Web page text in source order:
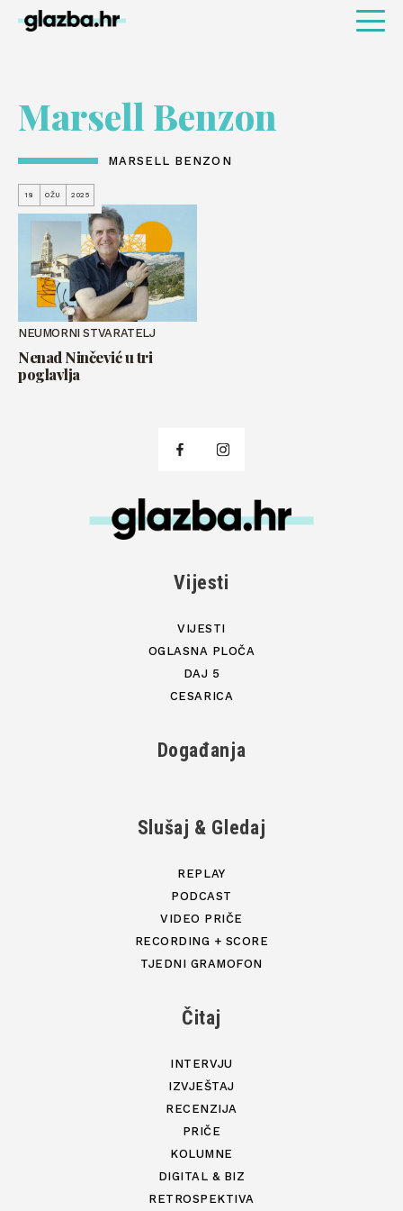
Marsell Benzon
MARSELL BENZON
18 OŽU 2025
NEUMORNI STVARATELJ
Nenad Ninčević u tri
poglavlja
Vijesti
VIJESTI
OGLASNA PLOČA
DAJ 5
CESARICA
Događanja
Slušaj & Gledaj
REPLAY
PODCAST
VIDEO PRIČE
RECORDING + SCORE
TJEDNI GRAMOFON
Čitaj
INTERVJU
IZVJEŠTAJ
RECENZIJA
PRIČE
KOLUMNE
DIGITAL & BIZ
RETROSPEKTIVA